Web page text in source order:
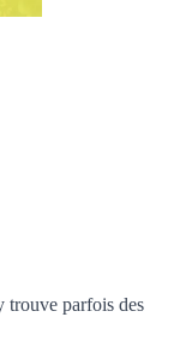
trouve parfois des